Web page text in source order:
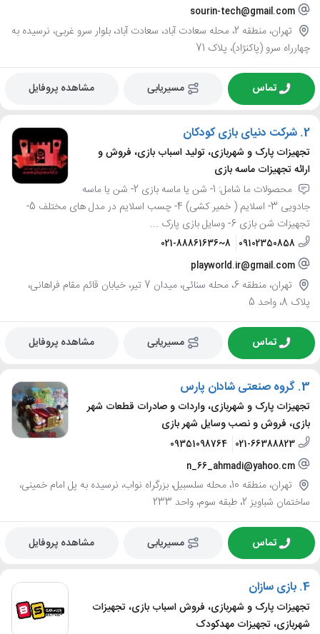
sourin-tech@gmail.com
تهران، منطقه 2، محله سعادت آباد، سعادت آباد، بلوار سرو غربی، نرسیده به
چهارراه سرو (پاکنژاد)، پلاک 71
تماس مسیریابی مشاهده پروفایل
2. شرکت دنیای بازی کودکان
تجهیزات پارک و شهربازی، تولید اسباب بازی، فروش و
ارائه تجهیزات ماسه بازی
محصولات ما شامل: 1- شن یا ماسه بازی 2- شن یا ماسه
جادویی 3- اسلایم ( خمیر کشی) 4- چسب اسلایم در مدل های مختلف 5-
تجهیزات شن بازی 6- وسایل بازی پارک ...
09102350858
021-88861636~8
playworld.ir@gmail.com
تهران، منطقه 6، محله سنائی، میدان 7 تیر، خیابان قائم مقام فراهانی،
پلاک 8، واحد 5
تماس مسیریابی مشاهده پروفایل
3. گروه صنعتی شادان پارس
تجهیزات پارک و شهربازی، واردات و صادرات قطعات شهر
بازی، فروش و نصب وسایل شهر بازی
021-66388823
09351098764
n_66_ahmadi@yahoo.cm
تهران، منطقه 10، محله سلسبیل، بزرگراه نواب، نرسیده به پل امام خمینی،
ساختمان شباویز 2، طبقه سوم، واحد 233
تماس مسیریابی مشاهده پروفایل
4. بازی سازان
تجهیزات پارک و شهربازی، فروش اسباب بازی، تجهیزات
شهربازی، تجهیزات مهدکودک